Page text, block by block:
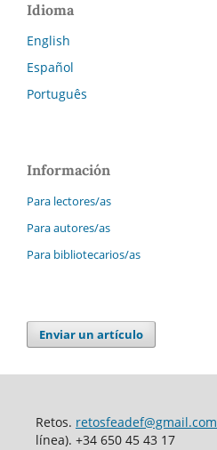
Idioma
English
Español
Português
Información
Para lectores/as
Para autores/as
Para bibliotecarios/as
Enviar un artículo
Retos. retosfeadef@gmail.com
línea). +34 650 45 43 17